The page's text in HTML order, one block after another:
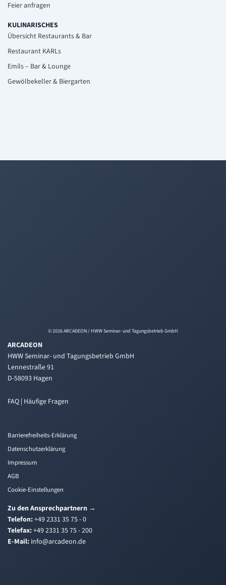
Feier anfragen
KULINARISCHES
Übersicht Restaurants & Bar
Restaurant KARLs
Emils – Bar & Lounge
Gewölbekeller & Biergarten
© 2026 ARCADEON / HWW Seminar- und Tagungsbetrieb GmbH
ARCADEON
HWW Seminar- und Tagungsbetrieb GmbH
Lennestraße 91
D-58093 Hagen
FAQ | Häufige Fragen
Barrierefreiheits-Erklärung
Datenschutzerklärung
Impressum
AGB
Cookie-Einstellungen
Zu den Ansprechpartnern →
Telefon:+49 2331 35 75 - 0
Telefax:+49 2331 35 75 - 200
E-Mail:
ed.no
edacr
a@ofn
i